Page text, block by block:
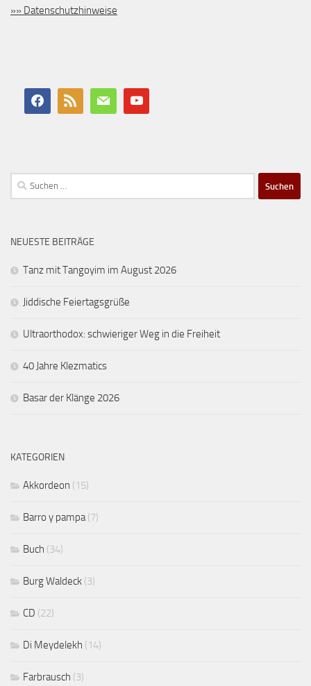
»» Datenschutzhinweise
Suchen
nach:
NEUESTE BEITRÄGE
Tanz mit Tangoyim im August 2026
Jiddische Feiertagsgrüße
Ultraorthodox: schwieriger Weg in die Freiheit
40 Jahre Klezmatics
Basar der Klänge 2026
KATEGORIEN
Akkordeon (15)
Barro y pampa(7)
Buch (34)
Burg Waldeck (3)
CD (22)
Di Meydelekh (14)
Farbrausch (3)